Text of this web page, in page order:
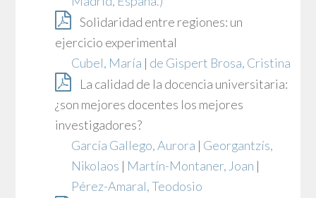
Solidaridad entre regiones: un
ejercicio experimental
Cubel, María | de Gispert Brosa, Cristina
La calidad de la docencia universitaria:
¿son mejores docentes los mejores
investigadores?
García Gallego, Aurora | Georgantzís,
Nikolaos | Martín-Montaner, Joan |
Pérez-Amaral, Teodosio